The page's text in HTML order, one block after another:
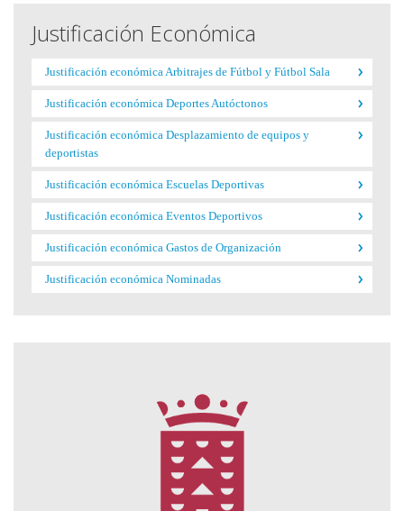
Justificación Económica
Justificación económica Arbitrajes de Fútbol y Fútbol Sala
Justificación económica Deportes Autóctonos
Justificación económica Desplazamiento de equipos y
deportistas
Justificación económica Escuelas Deportivas
Justificación económica Eventos Deportivos
Justificación económica Gastos de Organización
Justificación económica Nominadas